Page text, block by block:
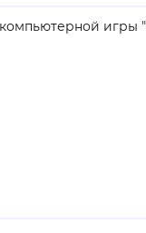
игры
от аномалий.